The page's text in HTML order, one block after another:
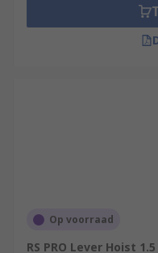
Op voorraad
RS PRO Lever Hoist